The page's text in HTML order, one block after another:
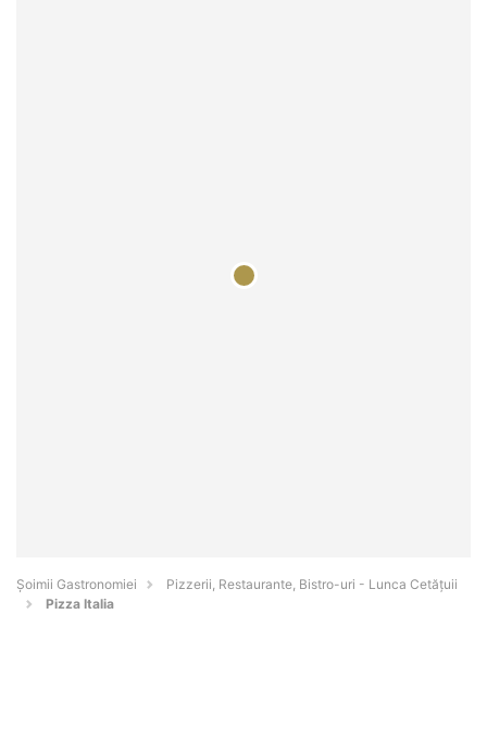
Șoimii Gastronomiei
Pizzerii, Restaurante, Bistro-uri - Lunca Cetăţuii
Pizza Italia